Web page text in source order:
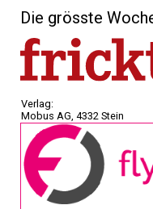
Die grösste
Verlag:
Mobus AG, 4332 Stein